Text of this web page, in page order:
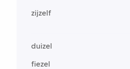
zijzelf
duizel
fiezel